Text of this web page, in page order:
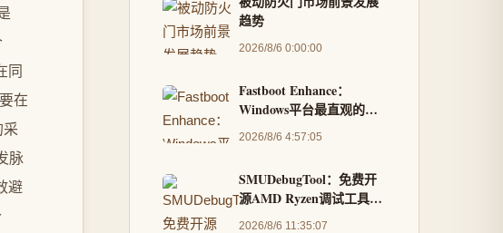
趋势
2026/8/6 0:00:00
Fastboot Enhance：
Windows平台最直观的
Android刷机工具箱，告
2026/8/6 4:57:05
SMUDebugTool：免费开
源AMD Ryzen调试工具，
让你成为硬件掌控专家
2026/8/6 11:35:07